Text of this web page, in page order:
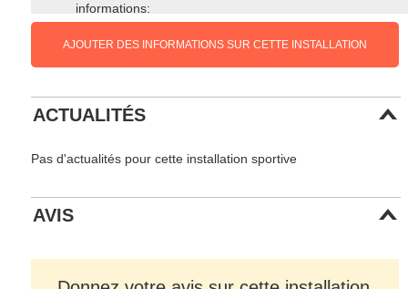
informations:
AJOUTER DES INFORMATIONS SUR CETTE INSTALLATION
ACTUALITÉS
Pas d'actualités pour cette installation sportive
AVIS